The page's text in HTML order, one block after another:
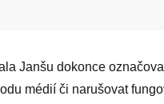
Janšu dokonce
médií či narušovat